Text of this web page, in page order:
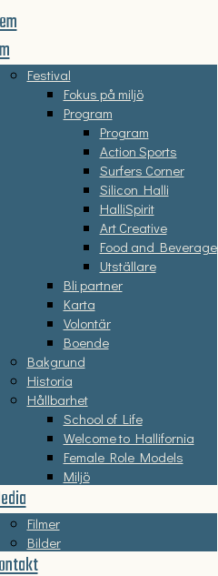
Festival
Fokus på miljö
Program
Program
Action Sports
Surfers Corner
Silicon Halli
HalliSpirit
Art Creative
Food and Beverage
Utställare
Bli partner
Karta
Volontär
Boende
Bakgrund
Historia
Hållbarhet
School of Life
Welcome to Hallifornia
Female Role Models
Miljö
Filmer
Bilder